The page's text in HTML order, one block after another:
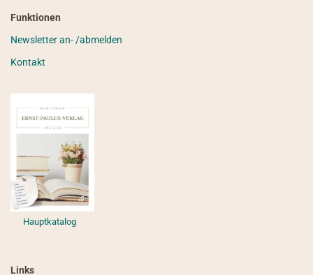
Funktionen
Newsletter an- /abmelden
Kontakt
Hauptkatalog
Links